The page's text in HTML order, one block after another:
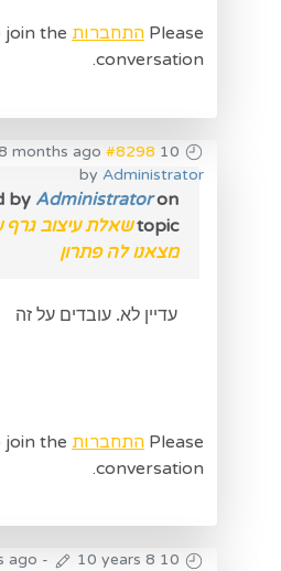
Please התחברות join the
conversation.
10 years 8 months ago
#8298
by Administrator
by Administratoron
topic שאלת עיצוב
מצאנו לה פתרון
עדיין לא. עובדים על זה
Please התחברות join the
conversation.
10 years 8 months ago
-
10 years 8